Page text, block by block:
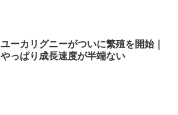
ユーカリグニーがついに繁殖を開始｜
やっぱり成長速度が半端ない